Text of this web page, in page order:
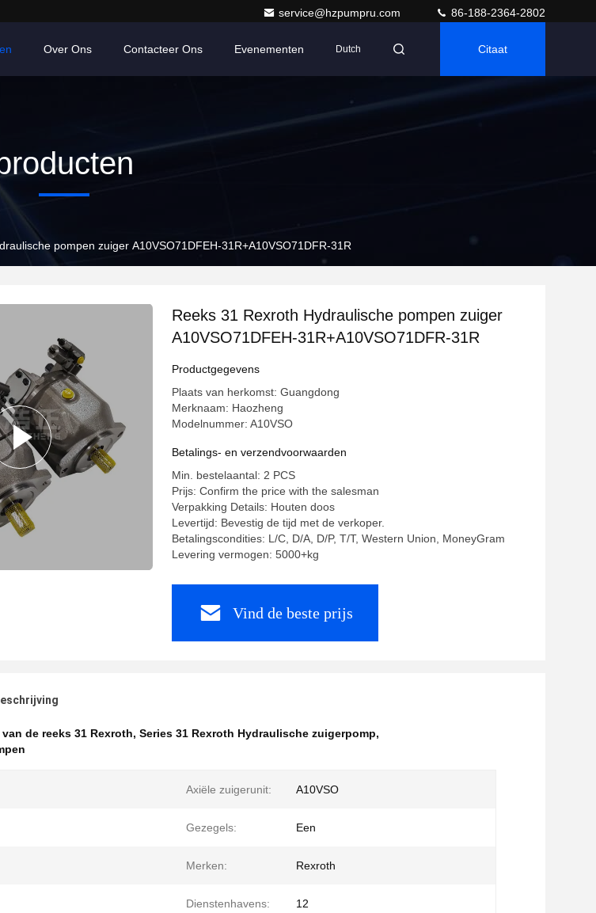
service@hzpumpru.com 86-188-2364-2802
Over Ons Contacteer Ons Evenementen Dutch Citaat
pompen zuiger A10VSO71DFEH-31R+A10VSO71DFR-31R
Reeks 31 Rexroth Hydraulische pompen zuiger
A10VSO71DFEH-31R+A10VSO71DFR-31R
Productgegevens
Plaats van herkomst: Guangdong
Merknaam: Haozheng
Modelnummer: A10VSO
Betalings- en verzendvoorwaarden
Min. bestelaantal: 2 PCS
Prijs: Confirm the price with the salesman
Verpakking Details: Houten doos
Levertijd: Bevestig de tijd met de verkoper.
Betalingscondities: L/C, D/A, D/P, T/T, Western Union, MoneyGram
Levering vermogen: 5000+kg
Vind de beste prijs
de reeks 31 Rexroth, Series 31 Rexroth Hydraulische zuigerpomp,
Axiële zuigerunit: A10VSO
Gezegels: Een
Merken: Rexroth
Dienstenhavens: 12